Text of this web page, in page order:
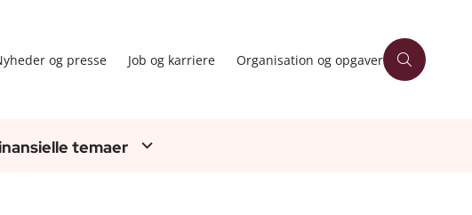
og presse Job og karriere Organisation og opgaver
temaer